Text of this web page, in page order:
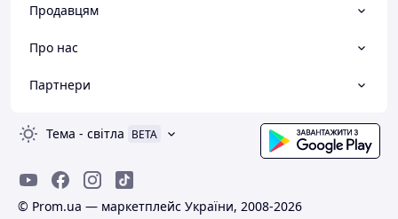
Продавцям
Про нас
Партнери
Тема - світла BETA
© Prom.ua — маркетплейс України, 2008-2026